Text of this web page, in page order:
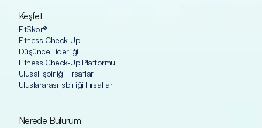
Keşfet
FitSkor®
Fitness Check-Up
Düşünce Liderliği
Fitness Check-Up Platformu
Ulusal İşbirliği Fırsatları
Uluslararası İşbirliği Fırsatları
Nerede Bulurum